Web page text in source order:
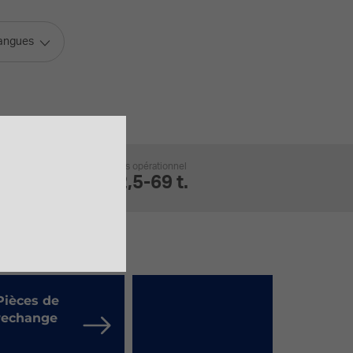
Poids opérationnel
32,5-69 t.
de